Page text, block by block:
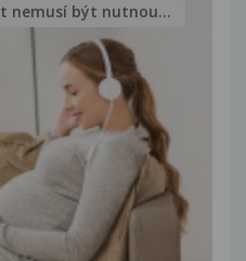
nemusí být nutnou...